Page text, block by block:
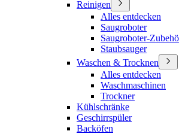
Reinigen
Alles entdecken
Saugroboter
Saugroboter-
Staubsauger
Waschen & Trocknen
Alles entdecken
Waschmaschinen
Trockner
Kühlschränke
Geschirrspüler
Backöfen